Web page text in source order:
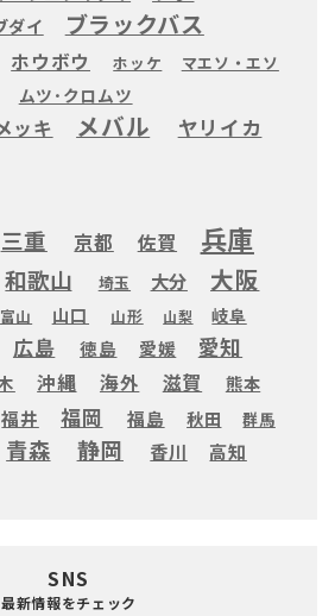
ダイ ブラックバス
ホウボウ ホッケ マエソ・エソ
ムツ･クロムツ
ッキ メバル ヤリイカ
三重 京都 佐賀 兵庫
和歌山 埼玉 大分 大阪
富山 山口 山形 山梨
岐阜
広島 徳島 愛媛 愛知
沖縄 海外 滋賀
熊本
福井 福岡 福島 秋田 群馬
青森 静岡 香川 高知
SNS
最新情報をチェック